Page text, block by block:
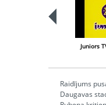
Juniors
Raidījums
Daugavas